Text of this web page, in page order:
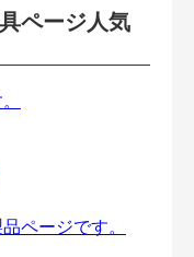
ページ人気